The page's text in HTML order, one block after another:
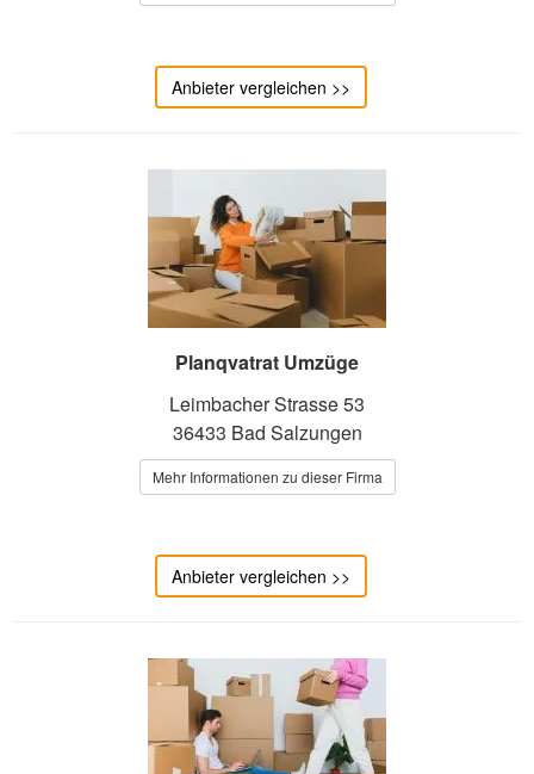
Anbieter vergleichen >>
Planqvatrat Umzüge
Leimbacher Strasse 53
36433 Bad Salzungen
Mehr Informationen zu dieser Firma
Anbieter vergleichen >>